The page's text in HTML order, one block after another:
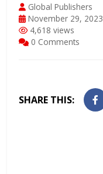
Global Publishers
November 29, 2023
4,618 views
0 Comments
SHARE THIS: